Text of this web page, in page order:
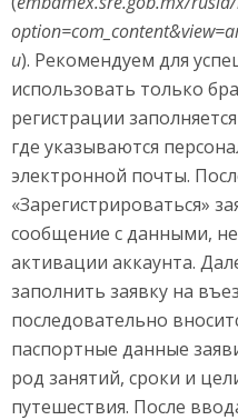
u). Рекомендуем для
использовать только
регистрации
где указываются
электронной почты.
«Зарегистрироваться»
сообщение с данными,
активации аккаунта.
заполнить заявку на
последовательно
паспортные данные
род занятий, сроки и
путешествия. После